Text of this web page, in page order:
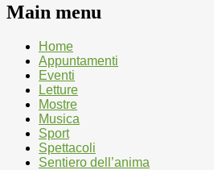
Main menu
Skip
content
Home
Appuntamenti
Eventi
Letture
Mostre
Musica
Sport
Spettacoli
Sentiero dell’anima